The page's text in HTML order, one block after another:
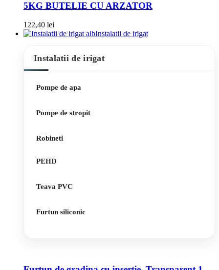
5KG BUTELIE CU ARZATOR
122,40 lei
Instalatii de irigat
Instalatii de irigat
Pompe de apa
Pompe de stropit
Robineti
PEHD
Teava PVC
Furtun siliconic